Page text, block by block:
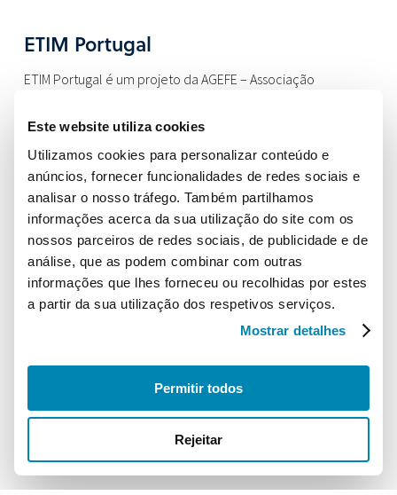
Este website utiliza cookies
Utilizamos cookies para personalizar conteúdo e
anúncios, fornecer funcionalidades de redes sociais e
analisar o nosso tráfego. Também partilhamos
informações acerca da sua utilização do site com os
nossos parceiros de redes sociais, de publicidade e de
análise, que as podem combinar com outras
informações que lhes forneceu ou recolhidas por estes
a partir da sua utilização dos respetivos serviços.
Mostrar detalhes
Permitir todos
Rejeitar
ETIM Portugal
ETIM Portugal é um projeto da AGEFE – Associação
desenvolvimento das atividades por si representadas no
nosso país.
Localização
AGEFE – Associação Portuguesa da Indústria Eletrodigital
Campo Grande, 28, 10C
1700-093 Lisboa
Contactos
Email:info@etimportugal.pt
© 2026 ETIM Portugal. Todos os direitos reservados